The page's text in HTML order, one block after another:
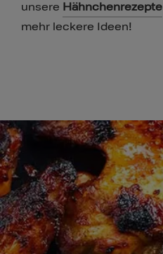
unsere Hähnchenrezepte
mehr leckere Ideen!